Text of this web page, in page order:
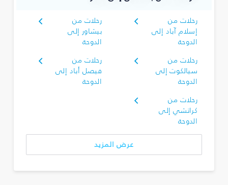
رحلات من
إسلام آباد إلى
الدوحة
رحلات من
بيشاور إلى
الدوحة
رحلات من
سيالكوت إلى
الدوحة
رحلات من
فيصل أباد إلى
الدوحة
رحلات من
كراتشي إلى
الدوحة
عرض المزيد